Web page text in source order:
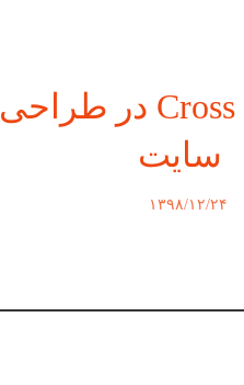
Cross Browser در طراحی
سایت
۱۳۹۸/۱۲/۲۴